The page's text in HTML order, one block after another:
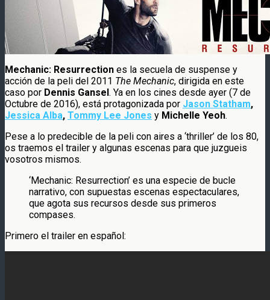
Mechanic: Resurrection es la secuela de suspense y
acción de la peli del 2011 The Mechanic, dirigida en este
caso por Dennis Gansel. Ya en los cines desde ayer (7 de
Octubre de 2016), está protagonizada por Jason Statham,
Jessica Alba, Tommy Lee Jones y Michelle Yeoh.
Pese a lo predecible de la peli con aires a ‘thriller’ de los 80,
os traemos el trailer y algunas escenas para que juzgueis
vosotros mismos.
‘Mechanic: Resurrection’ es una especie de bucle
narrativo, con supuestas escenas espectaculares,
que agota sus recursos desde sus primeros
compases.
Primero el trailer en español: